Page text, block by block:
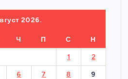
2026.
Ч П С Н
1 2
6 7 8 9